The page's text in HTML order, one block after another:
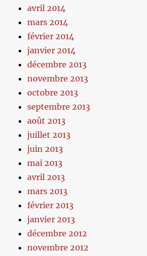
avril 2014
mars 2014
février 2014
janvier 2014
décembre 2013
novembre 2013
octobre 2013
septembre 2013
août 2013
juillet 2013
juin 2013
mai 2013
avril 2013
mars 2013
février 2013
janvier 2013
décembre 2012
novembre 2012